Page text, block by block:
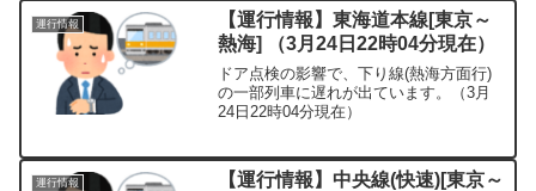
運行情報
【運行情報】東海道本線[東京～
熱海] （3月24日22時04分現在）
ドア点検の影響で、下り線(熱海方面行)
の一部列車に遅れが出ています。（3月
24日22時04分現在）
運行情報
【運行情報】中央線(快速)[東京～